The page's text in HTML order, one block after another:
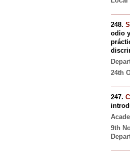
248.
odio
24th
247.
9th